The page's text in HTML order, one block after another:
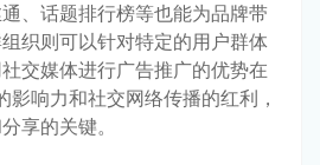
、话题排行榜等也能为品牌带
织则可以针对特定的用户群体
交媒体进行广告推广的优势在
影响力和社交网络传播的红利，
享的关键。